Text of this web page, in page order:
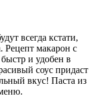
всегда кстати,
Рецепт макарон с
и удобен в
соус придаст
вкус! Паста из